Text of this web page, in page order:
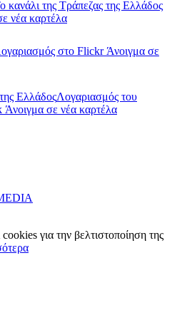
κανάλι της Τράπεζας της Ελλάδος
νέα καρτέλα
στο FlickrΆνοιγμα σε
ΕλλάδοςΛογαριασμός του
Άνοιγμα σε νέα καρτέλα
για την βελτιστοποίηση της